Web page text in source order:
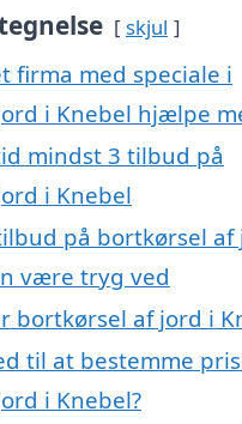
skjul
firma med speciale i
i Knebel hjælpe
mindst 3 tilbud på
i Knebel
på bortkørsel af
være tryg ved
bortkørsel af jord i
til at bestemme
i Knebel?